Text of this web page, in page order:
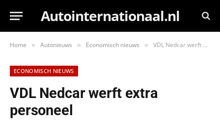
Autointernationaal.nl
Home » Autonieuws » Economisch nieuws » VDL Nedcar werft extra personeel
ECONOMISCH NIEUWS
VDL Nedcar werft extra
personeel